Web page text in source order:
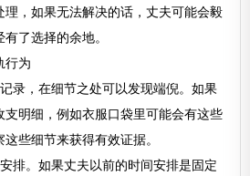
理，如果无法解决的话，丈夫可能会毅
了选择的余地。
行为
录，在细节之处可以发现端倪。如果
支明细，例如衣服口袋里可能会有这些
些细节来获得有效证据。
排。如果丈夫以前的时间安排是固定